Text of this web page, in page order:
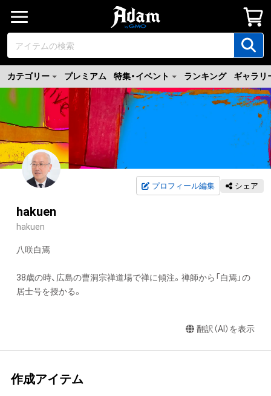
カテゴリー プレミアム 特集・イベント ランキング ギャラリ
プロフィール編集 シェア
hakuen
hakuen
八咲白焉
38歳の時、広島の曹洞宗禅道場で禅に傾注。禅師から「白焉」の
居士号を授かる。
翻訳（AI）を表示
作成アイテム